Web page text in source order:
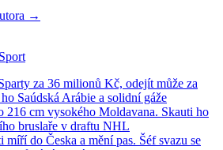
→
Sport
za 36 milionů Kč, odejít může za
Saúdská Arábie a solidní gáže
216 cm vysokého Moldavana. Skauti ho
bruslaře v draftu NHL
míří do Česka a mění pas. Šéf svazu se